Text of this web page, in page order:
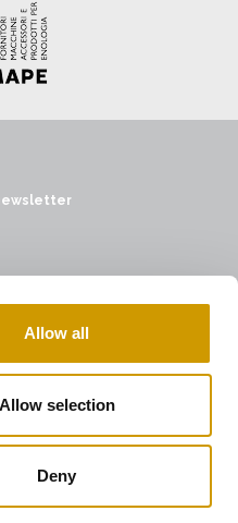
Allow all
Allow selection
Deny